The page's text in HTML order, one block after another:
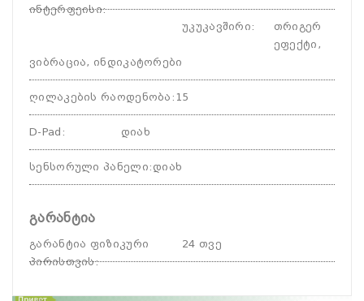
ინტერფეისი:
უკუკავშირი:
თრიგერ
ეფექტი,
ვიბრაცია, ინდიკატორები
ღილაკების რაოდენობა : 15
D-Pad : დიახ
სენსორული პანელი: დიახ
გარანტია
გარანტია ფიზიკური
პირისთვის:
24 თვე